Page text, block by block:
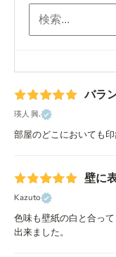
バラ
瑛人 興.
部屋のどこにおいても
壁に
Kazuto
色味も壁紙の白と合っ
出来ました。